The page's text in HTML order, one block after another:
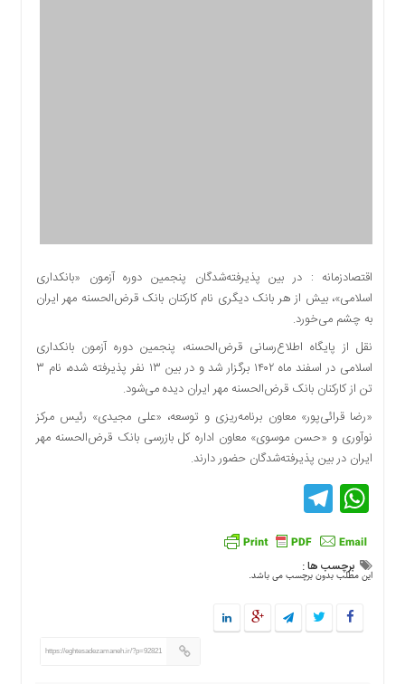
معدن
نفت
انرژی
فناوری
منظقه
دسترسی
سریع
تماس
کتاب
اقتصادزمانه : در بین پذیرفته‌شدگان پنجمین دوره آزمون «بانکداری
اسلامی»، بیش از هر بانک دیگری نام کارکنان بانک قرض‌الحسنه مهر ایران
به چشم می‌خورد.
نقل از پایگاه اطلاع‌رسانی قرض‌الحسنه، پنجمین دوره آزمون بانکداری
اسلامی در اسفند ماه ۱۴۰۲ برگزار شد و در بین ۱۳ نفر پذیرفته شده، نام ۳
تن از کارکنان بانک قرض‌الحسنه مهر ایران دیده می‌شود.
«رضا قرائی‌پور» معاون برنامه‌ریزی و توسعه، «علی مجیدی» رئیس مرکز
نوآوری و «حسن موسوی» معاون اداره کل بازرسی بانک قرض‌الحسنه مهر
ایران در بین پذیرفته‌شدگان حضور دارند.
WhatsApp
Telegram
برچسب ها :
این مطلب بدون برچسب می باشد.
https://eghtesadezamaneh.ir/?p=92821